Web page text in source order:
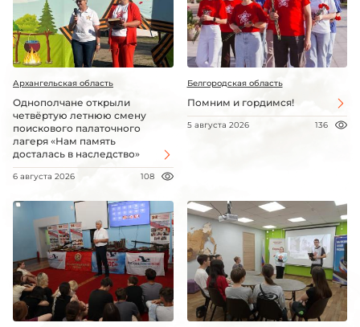
Архангельская область
Однополчане открыли
четвёртую летнюю смену
поискового палаточного
лагеря «Нам память
досталась в наследство»
6 августа 2026 108
Белгородская область
Помним и гордимся!
5 августа 2026 136